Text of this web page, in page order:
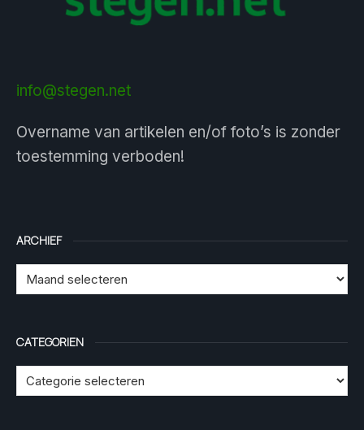
info@stegen.net
Overname van artikelen en/of foto’s is zonder
toestemming verboden!
ARCHIEF
CATEGORIEN